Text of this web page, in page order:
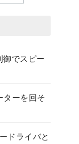
でスピー
ーを回そ
ドライバと